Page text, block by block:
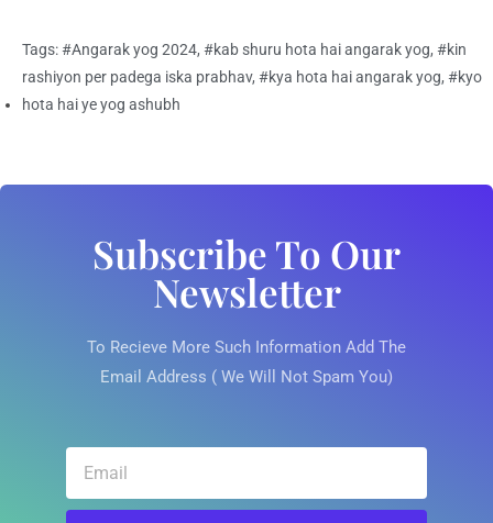
Tags:#Angarak yog 2024, #kab shuru hota hai angarak yog, #kin
rashiyon per padega iska prabhav, #kya hota hai angarak yog, #kyo
hota hai ye yog ashubh
Subscribe To Our
Newsletter
To Recieve More Such Information Add The
Email Address ( We Will Not Spam You)